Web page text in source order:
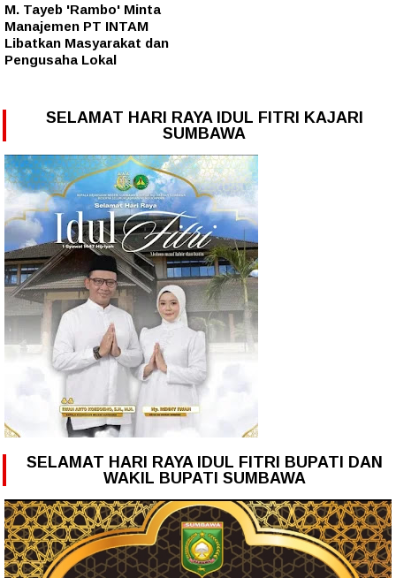
M. Tayeb 'Rambo' Minta
Manajemen PT INTAM
Libatkan Masyarakat dan
Pengusaha Lokal
SELAMAT HARI RAYA IDUL FITRI KAJARI
SUMBAWA
SELAMAT HARI RAYA IDUL FITRI BUPATI DAN
WAKIL BUPATI SUMBAWA